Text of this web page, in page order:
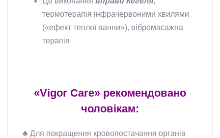
термотерапія інфрачервоними хвилями
(«ефект теплої ванни»), вібромасажна
терапія
«Vigor Care» рекомендовано
чоловікам:
♣ Для покращення кровопостачання органів